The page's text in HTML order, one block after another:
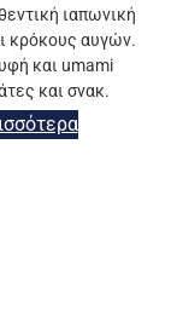
ιαπωνική
κρόκους αυγών.
και umami
και σνακ.